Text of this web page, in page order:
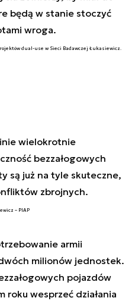
będą w stanie stoczyć
wroga.
dual-use w Sieci Badawczej Łukasiewicz.
wielokrotnie
bezzałogowych
są już na tyle skuteczne,
zbrojnych.
– PIAP
armii
milionów jednostek.
pojazdów
roku wesprzeć działania